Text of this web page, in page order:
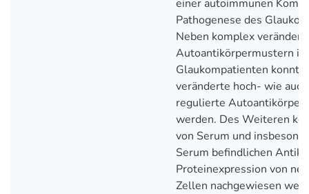
einer autoimmunen
Pathogenese des
Neben komplex
Autoantikörpermustern in
Glaukompatienten
veränderte hoch- wie
regulierte Autoantikörper
werden. Des Weiteren
von Serum und
Serum befindlichen
Proteinexpression von
Zellen nachgewiesen